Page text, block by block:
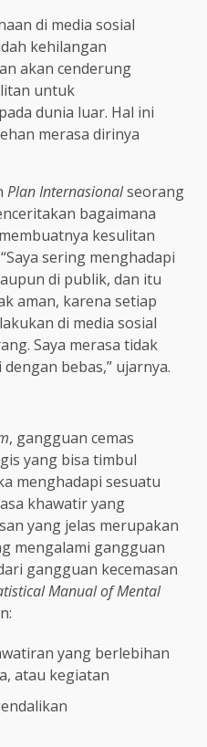
di media sosial
kehilangan
akan cenderung
untuk
dunia luar. Hal ini
merasa dirinya
Plan Internasionalseorang
bagaimana
kesulitan
sering menghadapi
di publik, dan itu
aman, karena setiap
di media sosial
Saya merasa tidak
bebas,” ujarnya.
, gangguan cemas
yang bisa timbul
menghadapi sesuatu
khawatir yang
yang jelas merupakan
mengalami gangguan
gangguan kecemasan
Manual of Mental
yang berlebihan
atau kegiatan